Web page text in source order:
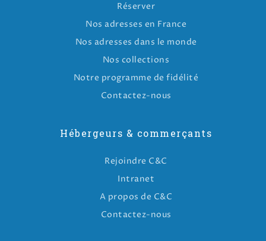
Réserver
Nos adresses en France
Nos adresses dans le monde
Nos collections
Notre programme de fidélité
Contactez-nous
Hébergeurs & commerçants
Rejoindre C&C
Intranet
A propos de C&C
Contactez-nous